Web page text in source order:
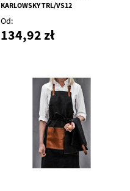
KARLOWSKY TRL/VS12
Od
134,92 zł